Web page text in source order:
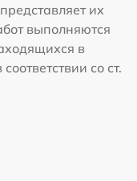
их
выполняются
в
со ст.